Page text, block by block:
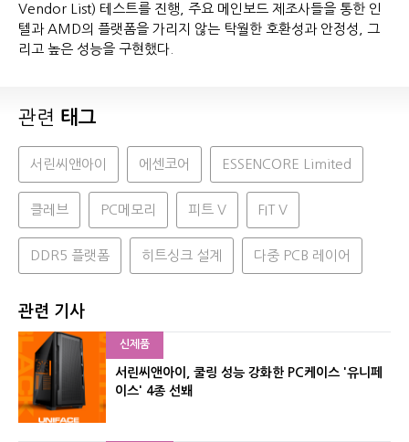
Vendor List) 테스트를 진행, 주요 메인보드 제조사들을 통한 인
텔과 AMD의 플랫폼을 가리지 않는 탁월한 호환성과 안정성, 그
리고 높은 성능을 구현했다.
관련 태그
서린씨앤아이 에센코어 ESSENCORE Limited
클레브 PC메모리 피트 V FIT V
DDR5 플랫폼 히트싱크 설계 다중 PCB 레이어
관련 기사
신제품
서린씨앤아이, 쿨링 성능 강화한 PC케이스 '유니페
이스' 4종 선봬